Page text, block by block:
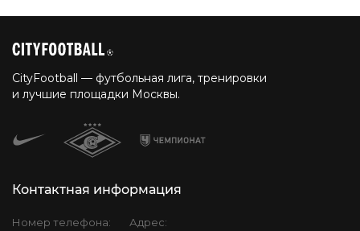
CityFootball — футбольная лига, тренировки
и лучшие площадки Москвы.
Контактная информация
Номер телефона: Адрес: